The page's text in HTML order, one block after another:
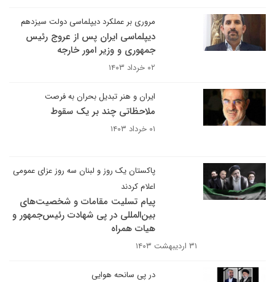
مروری بر عملکرد دیپلماسی دولت سیزدهم
دیپلماسی ایران پس از عروج رئیس
جمهوری و وزیر امور خارجه
۰۲ خرداد ۱۴۰۳
ایران و هنر تبدیل بحران به فرصت
ملاحظاتی چند بر یک سقوط
۰۱ خرداد ۱۴۰۳
پاکستان یک روز و لبنان سه روز عزای عمومی
اعلام کردند
پیام تسلیت مقامات و شخصیت‌های
بین‌المللی در پی شهادت رئیس‌جمهور و
هیات همراه
۳۱ اردیبهشت ۱۴۰۳
در پی سانحه هوایی